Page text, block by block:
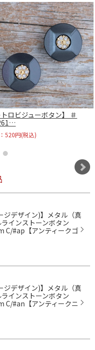
トロビジューボタン】 ＃
520円(税込)
ジデザイン)】メタル（真
インストーンボタン
C/#ap【アンティークゴ
ジデザイン)】メタル（真
インストーンボタン
C/#an【アンティークニ